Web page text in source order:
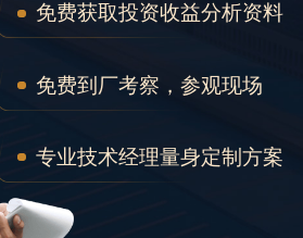
免费获取投资收益分析资料
免费到厂考察，参观现场
专业技术经理量身定制方案